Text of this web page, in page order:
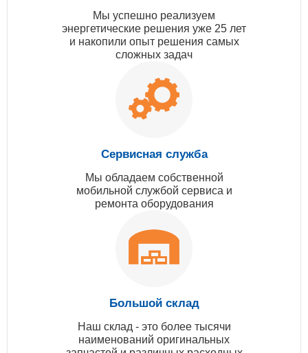
Мы успешно реализуем
энергетические решения уже 25 лет
и накопили опыт решения самых
сложных задач
Сервисная служба
Мы обладаем собственной
мобильной службой сервиса и
ремонта оборудования
Большой склад
Наш склад - это более тысячи
наименований оригинальных